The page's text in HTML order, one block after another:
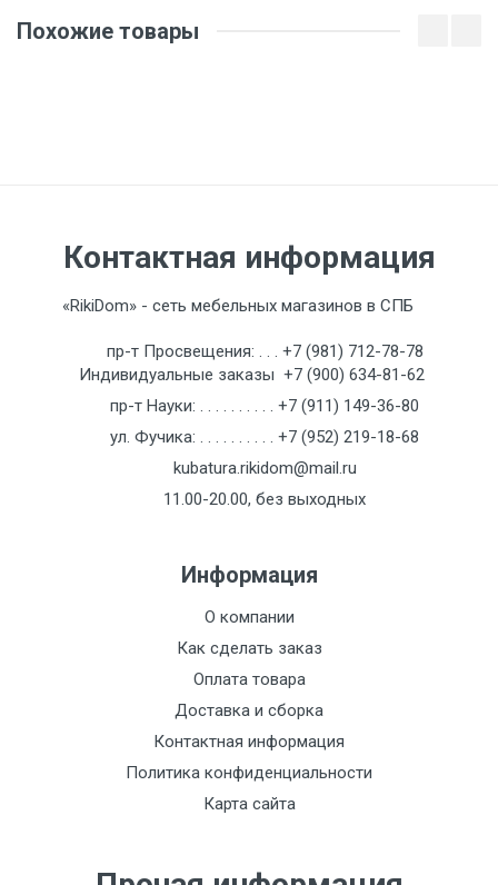
Ваш Email
Введите сумму 8 + 10
Отзыв о товаре
Похожие товары
Контактная информация
«RikiDom» - сеть мебельных магазинов в СПБ
пр-т Просвещения: . . . +7 (981) 712-78-78
Индивидуальные заказы +7 (900) 634-81-62
пр-т Науки: . . . . . . . . . . +7 (911) 149-36-80
ул. Фучика: . . . . . . . . . . +7 (952) 219-18-68
kubatura.rikidom@mail.ru
11.00-20.00, без выходных
Информация
О компании
Как сделать заказ
Оплата товара
Доставка и сборка
Контактная информация
Политика конфиденциальности
Карта сайта